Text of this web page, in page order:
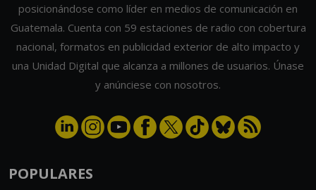
posicionándose como líder en medios de comunicación en
Guatemala. Cuenta con 59 estaciones de radio con cobertura
nacional, formatos en publicidad exterior de alto impacto y
una Unidad Digital que alcanza a millones de usuarios. Únase
y anúnciese con nosotros.
POPULARES